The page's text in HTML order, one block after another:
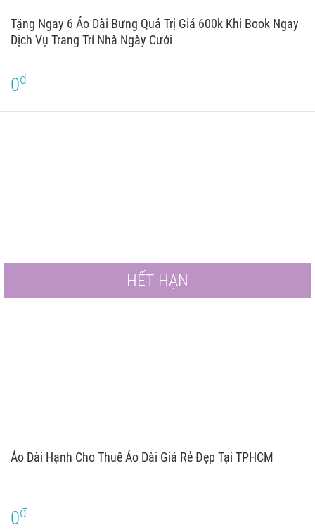
Tặng Ngay 6 Áo Dài Bưng Quả Trị Giá 600k Khi Book Ngay
Dịch Vụ Trang Trí Nhà Ngày Cưới
0đ
HẾT HẠN
Áo Dài Hạnh Cho Thuê Áo Dài Giá Rẻ Đẹp Tại TPHCM
0đ